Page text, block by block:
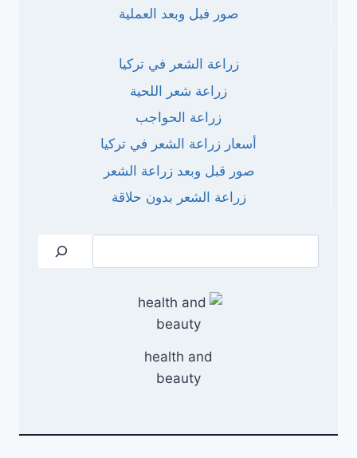
صور فبل وبعد العملية
زراعة الشعر في تركيا
زراعة شعر اللحية
زراعة الحواجب
أسعار زراعة الشعر في تركيا
صور قبل وبعد زراعة الشعر
زراعة الشعر بدون حلاقة
health and
beauty